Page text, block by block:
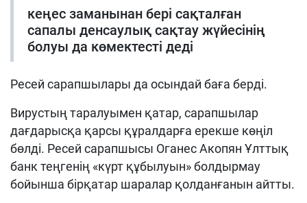
кеңес заманынан бері сақталған
сапалы денсаулық сақтау жүйесінің
болуы да көмектесті деді
Ресей сарапшылары да осындай баға берді.
Вирустың таралуымен қатар, сарапшылар
дағдарысқа қарсы құралдарға ерекше көңіл
бөлді. Ресей сарапшысы Оганес Акопян Ұлттық
банк теңгенің «күрт құбылуын» болдырмау
бойынша бірқатар шаралар қолданғанын айтты.